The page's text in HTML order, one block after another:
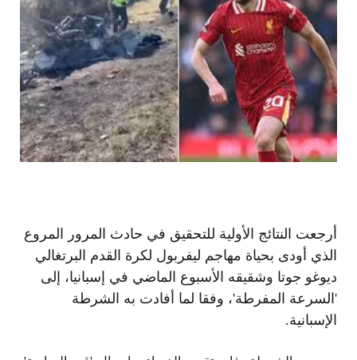
أرجعت النتائج الأولية للتحقيق في حادث المرور المروع
الذي أودى بحياة مهاجم ليفربول لكرة القدم البرتغالي
ديوغو جوتا وشقيقه الأسبوع الماضي في إسبانيا، إلى
'السرعة المفرطة'، وفقا لما أفادت به الشرطة
الإسبانية.